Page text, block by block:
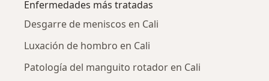
Enfermedades más tratadas
Desgarre de meniscos en Cali
Luxación de hombro en Cali
Patología del manguito rotador en Cali